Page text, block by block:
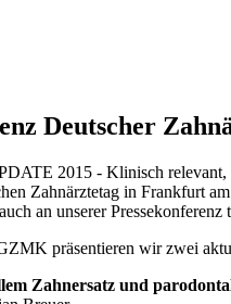
Deutscher
2015 - Klinisch
Zahnärztetag in Frankfurt
an unserer Pressekonferenz
präsentieren wir zwei
Zahnersatz und